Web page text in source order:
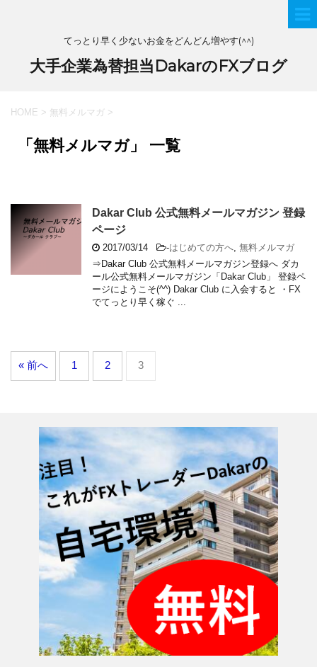
てっとり早く少ないお金をどんどん増やす(^^)
大手企業為替担当DakarのFXブログ
HOME > 無料メルマガ >
「無料メルマガ」 一覧
Dakar Club 公式無料メールマガジン 登録
ページ
2017/03/14 -はじめての方へ 無料メルマガ
⇒Dakar Club 公式無料メールマガジン登録へ ダカ
ール公式無料メールマガジン「Dakar Club」 登録ペ
ージにようこそ(^^) Dakar Club に入会すると ・FX
でてっとり早く稼ぐ ...
« 前へ 1 2 3